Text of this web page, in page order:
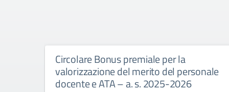
Circolare Bonus premiale per la
valorizzazione del merito del personale
docente e ATA – a. s. 2025-2026